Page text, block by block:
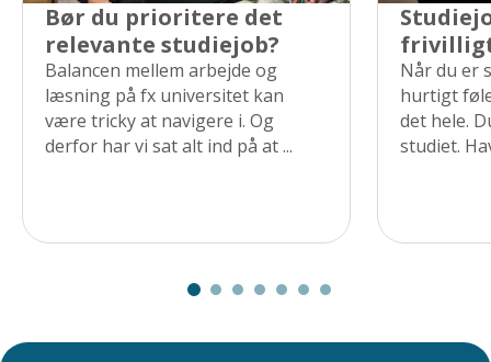
Bør du prioritere det
relevante studiejob?
Balancen mellem arbejde og
læsning på fx universitet kan
være tricky at navigere i. Og
derfor har vi sat alt ind på at ...
Når du er
hurtigt
det hele.
studiet.